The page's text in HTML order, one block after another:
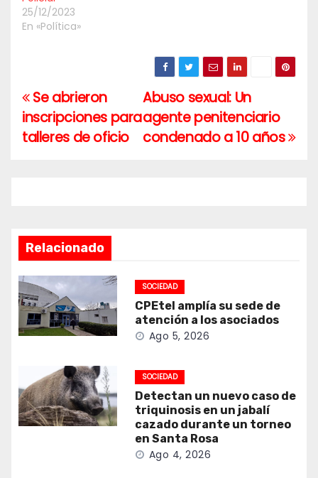
25/12/2023
En «Política»
Navegación
de
Abuso sexual: Un
agente penitenciario
condenado a 10 años
Se abrieron
inscripciones para
talleres de oficio
Relacionado
SOCIEDAD
CPEtel amplía su sede de
atención a los asociados
Ago 5, 2026
SOCIEDAD
Detectan un nuevo caso de
triquinosis en un jabalí
cazado durante un torneo
en Santa Rosa
Ago 4, 2026